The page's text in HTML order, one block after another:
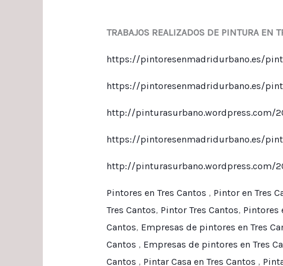
TRABAJOS REALIZADOS DE PINTURA EN
https://pintoresenmadridurbano.es/
https://pintoresenmadridurbano.es/
http://pinturasurbano.wordpress.com/
https://pintoresenmadridurbano.es/
http://pinturasurbano.wordpress.com/
Pintores en Tres Cantos , Pintor en Tres
Tres Cantos, Pintor Tres Cantos, Pintores
Cantos, Empresas de pintores en Tres
Cantos , Empresas de pintores en Tres
Cantos , Pintar Casa en Tres Cantos ,